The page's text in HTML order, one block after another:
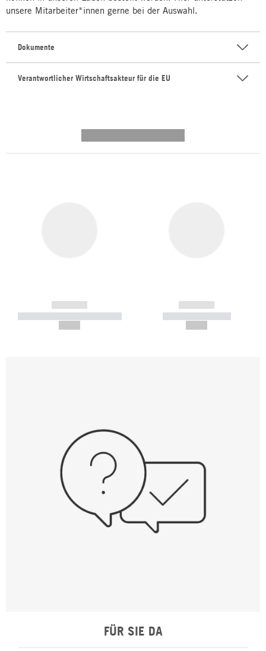
unsere Mitarbeiter*innen gerne bei der Auswahl.
Dokumente
Verantwortlicher Wirtschaftsakteur für die EU
------------
----------- ----------- -----------
------------
----------- -----------
FÜR SIE DA